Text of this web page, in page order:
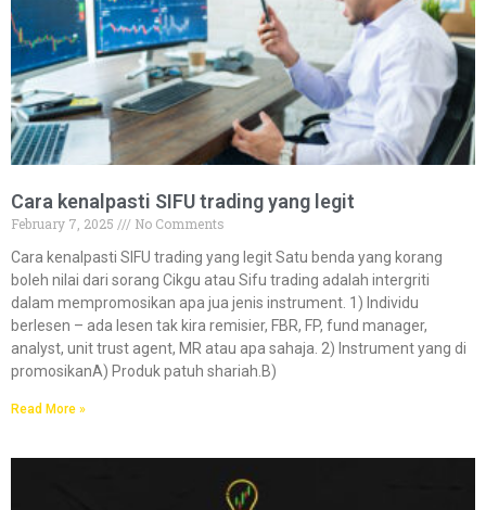
Cara kenalpasti SIFU trading yang legit​
February 7, 2025
No Comments
Cara kenalpasti SIFU trading yang legit Satu benda yang korang
boleh nilai dari sorang Cikgu atau Sifu trading adalah intergriti
dalam mempromosikan apa jua jenis instrument. 1) Individu
berlesen – ada lesen tak kira remisier, FBR, FP, fund manager,
analyst, unit trust agent, MR atau apa sahaja. 2) Instrument yang di
promosikanA) Produk patuh shariah.B)
Read More »